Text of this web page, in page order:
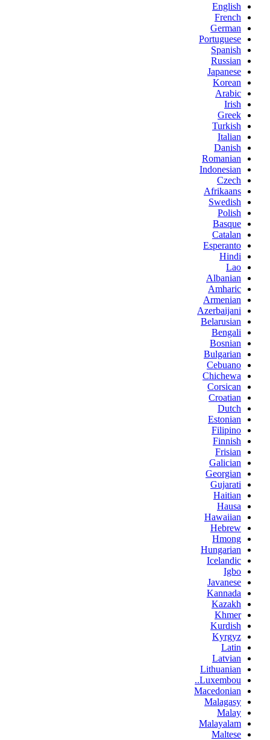
English
French
German
Portuguese
Spanish
Russian
Japanese
Korean
Arabic
Irish
Greek
Turkish
Italian
Danish
Romanian
Indonesian
Czech
Afrikaans
Swedish
Polish
Basque
Catalan
Esperanto
Hindi
Lao
Albanian
Amharic
Armenian
Azerbaijani
Belarusian
Bengali
Bosnian
Bulgarian
Cebuano
Chichewa
Corsican
Croatian
Dutch
Estonian
Filipino
Finnish
Frisian
Galician
Georgian
Gujarati
Haitian
Hausa
Hawaiian
Hebrew
Hmong
Hungarian
Icelandic
Igbo
Javanese
Kannada
Kazakh
Khmer
Kurdish
Kyrgyz
Latin
Latvian
Lithuanian
Luxembou..
Macedonian
Malagasy
Malay
Malayalam
Maltese